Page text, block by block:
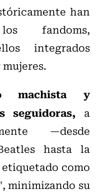
han
fandoms,
integrados
machista y
seguidoras, a
—desde
hasta la
como
minimizando su